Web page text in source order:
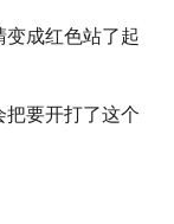
变成红色站了起
把要开打了这个